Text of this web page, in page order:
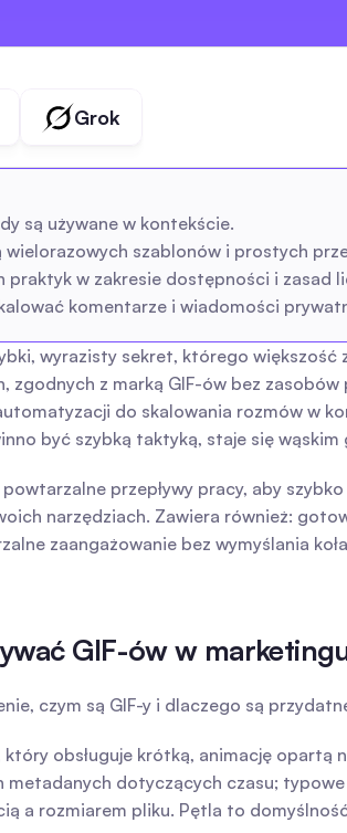
Grok
są używane w kontekście.
szablonów i prostych
w zakresie dostępności i zasad
komentarze i wiadomości
wyrazisty sekret, którego większość
zgodnych z marką GIF-ów bez
do skalowania rozmów w
być szybką taktyką, staje się wąskim
przepływy pracy, aby
narzędziach. Zawiera również:
zaangażowanie bez wymyślania
GIF-ów w
czym są GIF-y i dlaczego są
obsługuje krótką, animację
dotyczących czasu;
a rozmiarem pliku. Pętla to